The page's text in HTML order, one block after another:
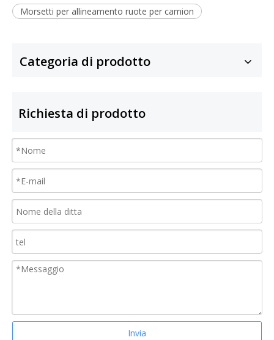
Morsetti per allineamento ruote per camion
Categoria di prodotto
Richiesta di prodotto
Invia